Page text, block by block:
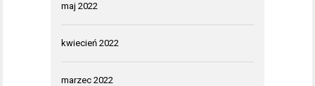
maj 2022
kwiecień 2022
marzec 2022